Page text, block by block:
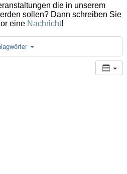
die in unserem
sollen? Dann schreiben Sie
eine Nachricht!